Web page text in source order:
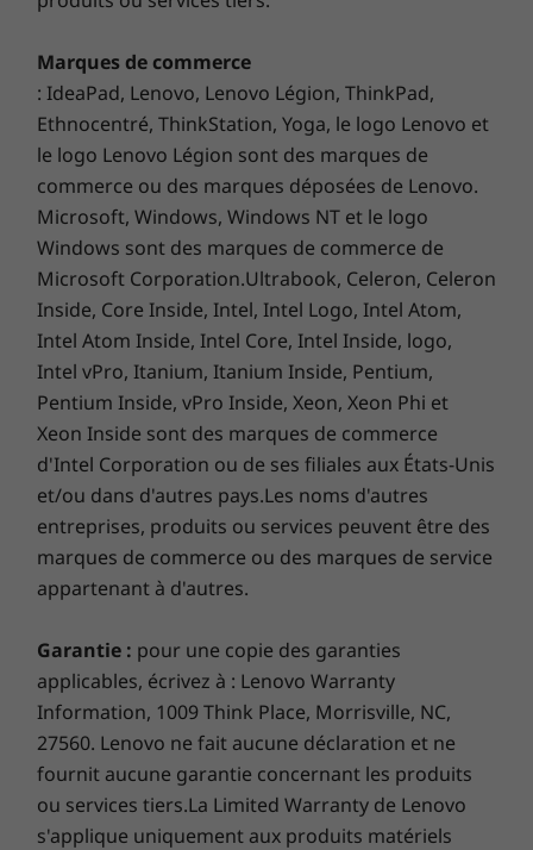
seront pas interrompus par des chutes
Style durable qui
s'adapte à votre
espace
Faites une déclaration avec un ordinateur de
bureau compact conçu pour la durabilité et le
style. Il est fabriqué à partir de matériaux
recyclés (85 % de contenu post-consommation
(PCC) dans le châssis et 35 % dans le cadre) et
parfait pour toute pièce ou tout bureau.
Matériau
85 % de contenu post-consommateur (PCC) dans le
châssis
35 % de PCC dans le cadre
Certifications/Registres
Forest Stewardship Council®(FSC) pour l'emballage
Les spécifications peuvent varier selon la région/le modèle et la
disponibilité.
Autres informations
Logiciels préinstallés
Lenovo Vantage
McAfee LiveSafe™ (essai)
Microsoft Office (essai)
Contenu de la boîte
Tour IdeaCentre Tower (AMD)
Clavier USB
Souris USB
260 W PSU
Guide de démarrage rapide
Marques de commerce
: IdeaPad, Lenovo, Lenovo Légion, ThinkPad,
Ethnocentré, ThinkStation, Yoga, le logo Lenovo et
le logo Lenovo Légion sont des marques de
commerce ou des marques déposées de Lenovo.
Microsoft, Windows, Windows NT et le logo
Windows sont des marques de commerce de
Microsoft Corporation.Ultrabook, Celeron, Celeron
Inside, Core Inside, Intel, Intel Logo, Intel Atom,
Intel Atom Inside, Intel Core, Intel Inside, logo,
Intel vPro, Itanium, Itanium Inside, Pentium,
Pentium Inside, vPro Inside, Xeon, Xeon Phi et
Xeon Inside sont des marques de commerce
d'Intel Corporation ou de ses filiales aux États-Unis
et/ou dans d'autres pays.Les noms d'autres
entreprises, produits ou services peuvent être des
marques de commerce ou des marques de service
appartenant à d'autres.
Garantie : pour une copie des garanties
applicables, écrivez à : Lenovo Warranty
Information, 1009 Think Place, Morrisville, NC,
27560. Lenovo ne fait aucune déclaration et ne
fournit aucune garantie concernant les produits
ou services tiers.La Limited Warranty de Lenovo
s'applique uniquement aux produits matériels